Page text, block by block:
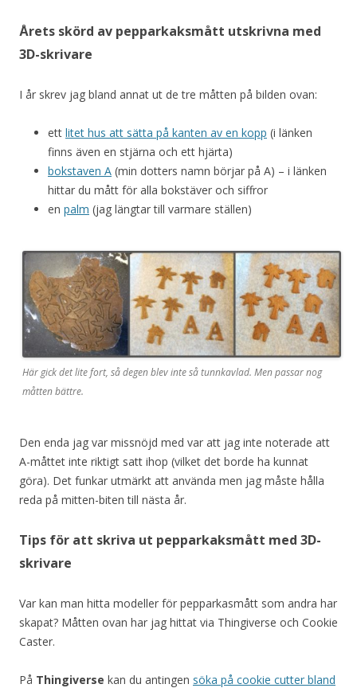
Årets skörd av pepparkaksmått utskrivna med
3D-skrivare
I år skrev jag bland annat ut de tre måtten på bilden ovan:
ett litet hus att sätta på kanten av en kopp (i länken
finns även en stjärna och ett hjärta)
bokstaven A (min dotters namn börjar på A) – i länken
hittar du mått för alla bokstäver och siffror
en palm (jag längtar till varmare ställen)
Här gick det lite fort, så degen blev inte så tunnkavlad. Men passar nog
måtten bättre.
Den enda jag var missnöjd med var att jag inte noterade att
A-måttet inte riktigt satt ihop (vilket det borde ha kunnat
göra). Det funkar utmärkt att använda men jag måste hålla
reda på mitten-biten till nästa år.
Tips för att skriva ut pepparkaksmått med 3D-
skrivare
Var kan man hitta modeller för pepparkasmått som andra har
skapat? Måtten ovan har jag hittat via Thingiverse och Cookie
Caster.
På Thingiverse kan du antingen söka på cookie cutter bland